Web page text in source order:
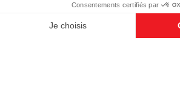
Consentements certifiés par
Je choisis